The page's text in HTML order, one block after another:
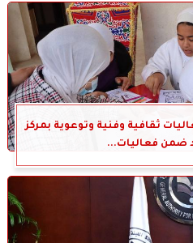
ثقافية وفنية وتوعوية بمركز
ضمن فعاليات...